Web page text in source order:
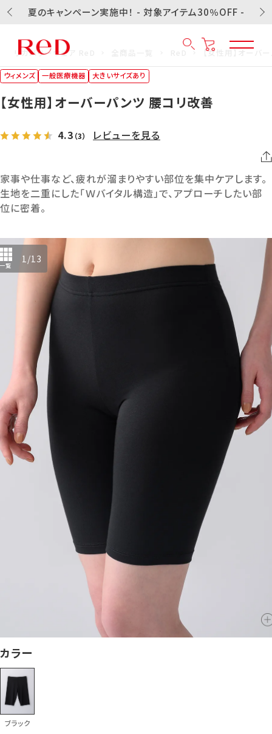
夏のキャンペーン実施中！ - 対象アイテム30％OFF -
リカバリーウェア ReD 【女性用】オーバ
ウィメンズ 一般医療機器 大きいサイズあり
【女性用】オーバーパンツ 腰コリ改善
4.3 （3） レビューを見る
家事や仕事など、疲れが溜まりやすい部位を集中ケアします。
生地を二重にした「Ｗバイタル構造」で、アプローチしたい部
位に密着。
一覧
1/13
カラー
ブラック